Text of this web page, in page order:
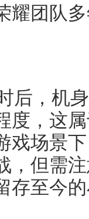
耀团队
后，机
度，这
戏场景
，但需
存至今